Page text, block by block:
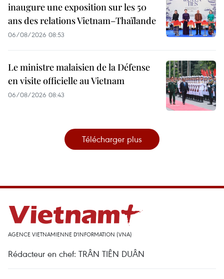
inaugure une exposition sur les 50
ans des relations Vietnam–Thaïlande
06/08/2026 08:53
Le ministre malaisien de la Défense
en visite officielle au Vietnam
06/08/2026 08:43
Télécharger plus
AGENCE VIETNAMIENNE D'INFORMATION (VNA)
Rédacteur en chef: TRÂN TIÊN DUÂN